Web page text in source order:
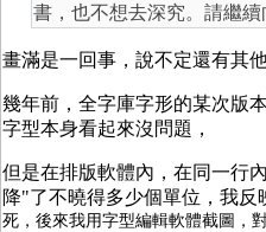
書，也不想去深究。請繼續
畫滿是一回事，說不定還有其
幾年前，全字庫字形的某次版
字型本身看起來沒問題，
但是在排版軟體內，在同一行
降"了不曉得多少個單位，我反
死，後來我用字型編輯軟體截圖，